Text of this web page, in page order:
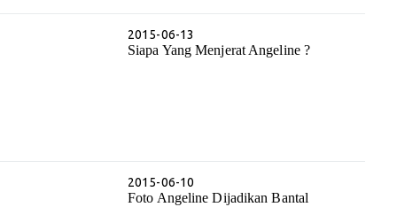
2015-06-13
Siapa Yang Menjerat Angeline ?
2015-06-10
Foto Angeline Dijadikan Bantal